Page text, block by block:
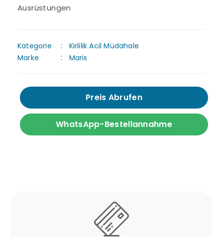
Ausrüstungen
Kategorie
Kirlilik Acil Müdahale
Marke
Maris
Preis Abrufen
WhatsApp-Bestellannahme